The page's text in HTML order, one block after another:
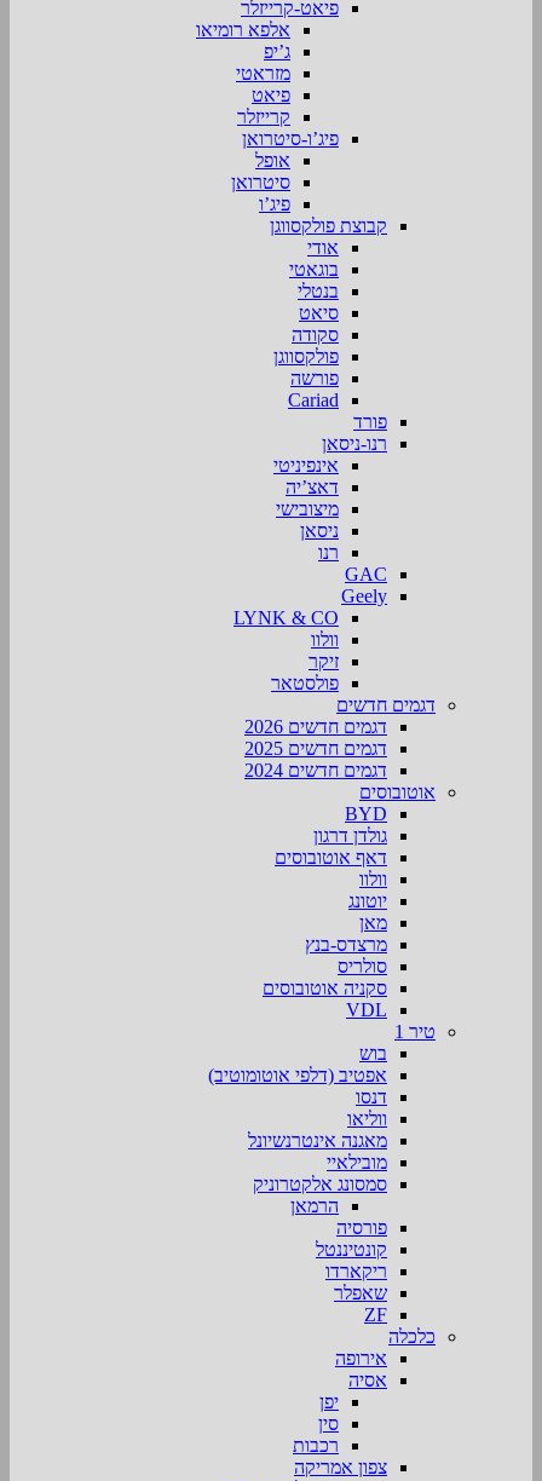
פיאט-קרייזלר
אלפא רומיאו
ג’יפ
מזראטי
פיאט
קרייזלר
פיג’ו-סיטרואן
אופל
סיטרואן
פיג’ו
קבוצת פולקסווגן
אודי
בוגאטי
בנטלי
סיאט
סקודה
פולקסווגן
פורשה
Cariad
פורד
רנו-ניסאן
אינפיניטי
דאצ’יה
מיצובישי
ניסאן
רנו
GAC
Geely
LYNK & CO
וולוו
זיקר
פולסטאר
דגמים חדשים
דגמים חדשים 2026
דגמים חדשים 2025
דגמים חדשים 2024
אוטובוסים
BYD
גולדן דרגון
דאף אוטובוסים
וולוו
יוטונג
מאן
מרצדס-בנץ
סולריס
סקניה אוטובוסים
VDL
טיר 1
בוש
אפטיב (דלפי אוטומוטיב)
דנסו
ווליאו
מאגנה אינטרנשיונל
מובילאיי
סמסונג אלקטרוניק
הרמאן
פורסיה
קונטיננטל
ריקארדו
שאפלר
ZF
כלכלה
אירופה
אסיה
יפן
סין
רכבות
צפון אמריקה